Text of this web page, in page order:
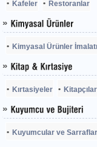
Kafeler Restoranlar
Kimyasal Ürünler
Kırtasiyeler Kitapçılar
Kuyumcular ve Sarraflar